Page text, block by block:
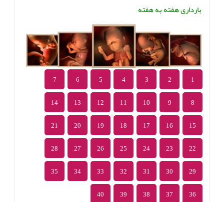
بارداری هفته به هفته
1
2
3
4
5
6
7
8
9
10
11
12
13
14
15
16
17
18
19
20
21
22
23
24
25
26
27
28
29
30
31
32
33
34
35
36
37
38
39
40